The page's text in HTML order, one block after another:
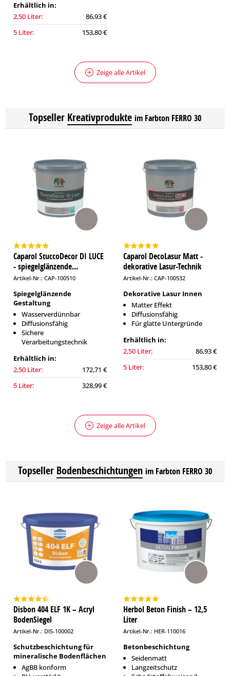
Erhältlich in:
2,50 Liter:
86,93 €
5 Liter:
153,80 €
Zeige alle Artikel
Topseller Kreativprodukte im Farbton FERRO 30
Caparol StuccoDecor DI LUCE
- spiegelglänzende...
Artikel-Nr.: CAP-100510
Spiegelglänzende
Gestaltung
Wasserverdünnbar
Diffusionsfähig
Sichere
Verarbeitungstechnik
Erhältlich in:
2,50 Liter:
172,71 €
5 Liter:
328,99 €
Caparol DecoLasur Matt -
dekorative Lasur-Technik
Artikel-Nr.: CAP-100532
Dekorative Lasur Innen
Matter Effekt
Diffusionsfähig
Für glatte Untergründe
Erhältlich in:
2,50 Liter:
86,93 €
5 Liter:
153,80 €
Zeige alle Artikel
Topseller Bodenbeschichtungen im Farbton FERRO 30
Disbon 404 ELF 1K – Acryl
BodenSiegel
Artikel-Nr.: DIS-100002
Schutzbeschichtung für
mineralische Bodenflächen
AgBB konform
Herbol Beton Finish – 12,5
Liter
Artikel-Nr.: HER-110016
Betonbeschichtung
Seidenmatt
Langzeitschutz